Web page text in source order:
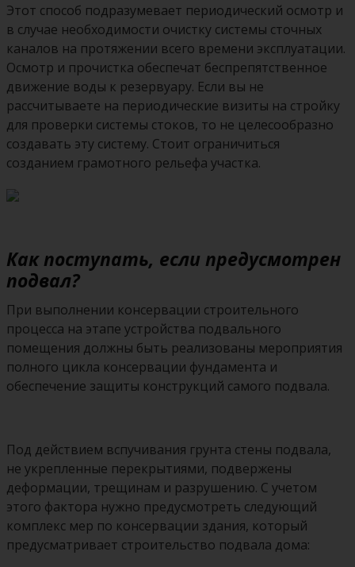
Этот способ подразумевает периодический осмотр и
в случае необходимости очистку системы сточных
каналов на протяжении всего времени эксплуатации.
Осмотр и прочистка обеспечат беспрепятственное
движение воды к резервуару. Если вы не
рассчитываете на периодические визиты на стройку
для проверки системы стоков, то не целесообразно
создавать эту систему. Стоит ограничиться
созданием грамотного рельефа участка.
Как поступать, если предусмотрен
подвал?
При выполнении консервации строительного
процесса на этапе устройства подвального
помещения должны быть реализованы мероприятия
полного цикла консервации фундамента и
обеспечение защиты конструкций самого подвала.
Под действием вспучивания грунта стены подвала,
не укрепленные перекрытиями, подвержены
деформации, трещинам и разрушению. С учетом
этого фактора нужно предусмотреть следующий
комплекс мер по консервации здания, который
предусматривает строительство подвала дома: